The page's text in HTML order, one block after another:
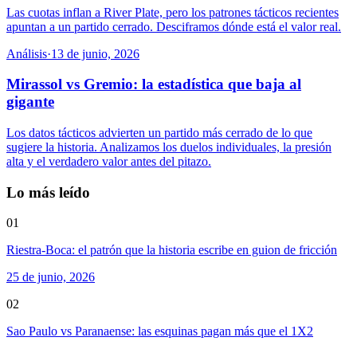
Las cuotas inflan a River Plate, pero los patrones tácticos recientes
apuntan a un partido cerrado. Desciframos dónde está el valor real.
Análisis·13 de junio, 2026
Mirassol vs Gremio: la estadística que baja al
gigante
Los datos tácticos advierten un partido más cerrado de lo que
sugiere la historia. Analizamos los duelos individuales, la presión
alta y el verdadero valor antes del pitazo.
Lo más leído
01
Riestra-Boca: el patrón que la historia escribe en guion de fricción
25 de junio, 2026
02
Sao Paulo vs Paranaense: las esquinas pagan más que el 1X2